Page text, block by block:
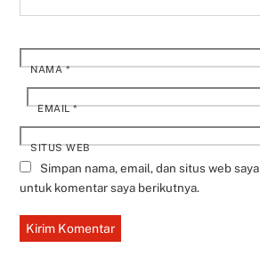
NAMA*
EMAIL*
SITUS WEB
Simpan nama, email, dan situs web
untuk komentar saya berikutnya.